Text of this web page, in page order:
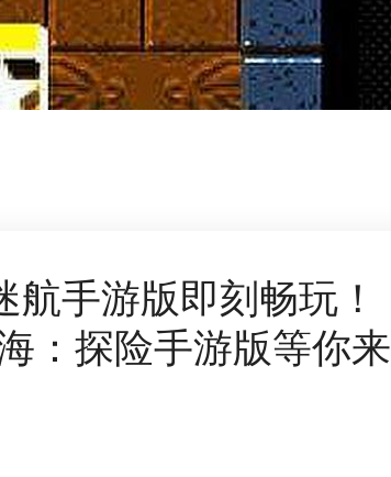
航手游版即刻畅玩！
：探险手游版等你来